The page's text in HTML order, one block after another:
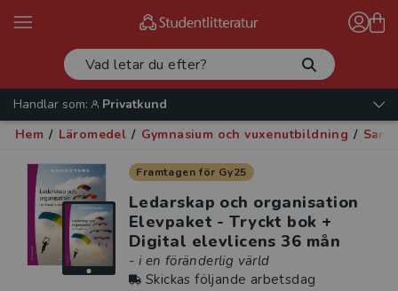
Handlar som:
Privatkund
Hem / Läromedel / Gymnasium och vuxenutbildning /
Framtagen för Gy25
Ledarskap och organisation
Elevpaket - Tryckt bok +
Digital elevlicens 36 mån
- i en föränderlig värld
Skickas följande arbetsdag